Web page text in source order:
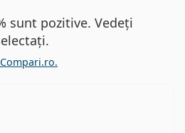
sunt pozitive. Vedeți